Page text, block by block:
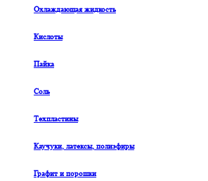
Охлаждающая жидкость
Кислоты
Пайка
Соль
Техпластины
Каучуки, латексы, полиэфиры
Графит и порошки